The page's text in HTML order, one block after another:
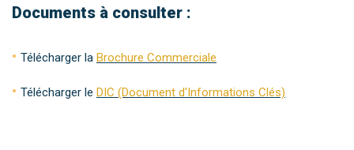
Documents à consulter :
Télécharger la Brochure Commerciale
Télécharger le DIC (Document d'Informations Clés)